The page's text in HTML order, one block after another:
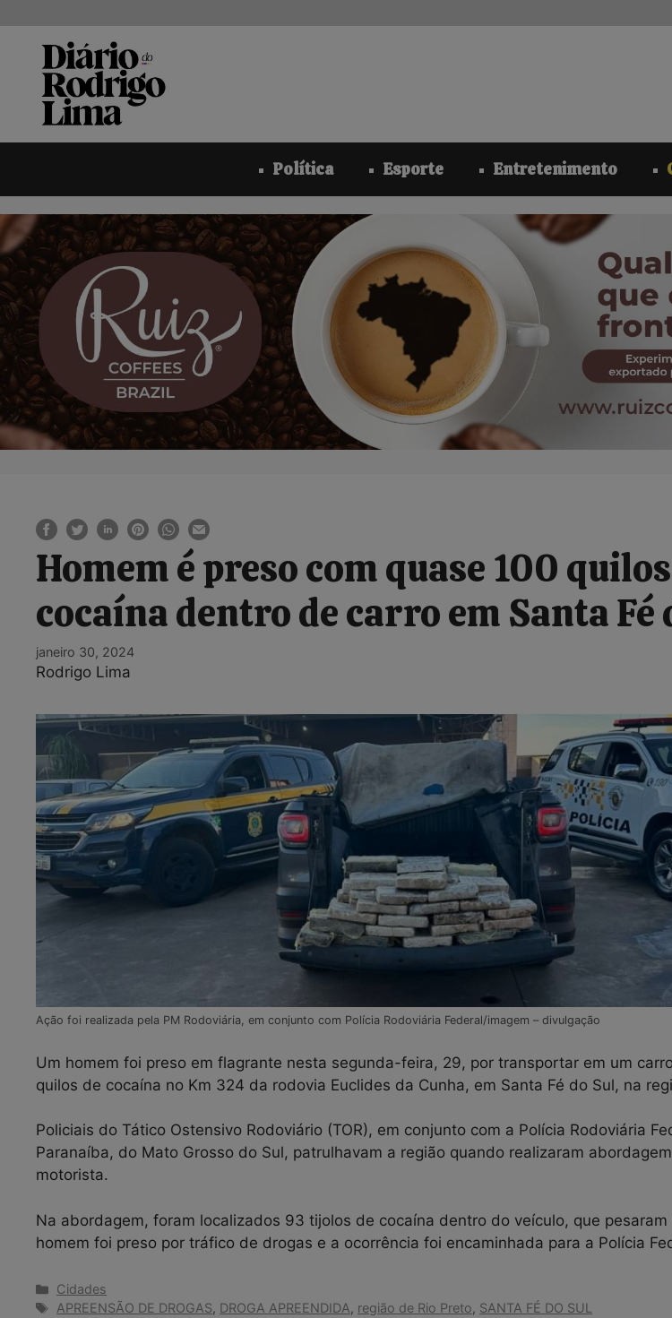
conteúdo
Política Esporte Entretenimento
Homem é preso com quase 100
cocaína dentro de carro em Santa Fé
janeiro 30, 2024
Rodrigo Lima
Ação foi realizada pela PM Rodoviária, em conjunto com Polícia Rodoviária Federal/imagem – divulgação
Um homem foi preso em flagrante nesta segunda-feira, 29, por transportar em um
quilos de cocaína no Km 324 da rodovia Euclides da Cunha, em Santa Fé do Sul, na
Policiais do Tático Ostensivo Rodoviário (TOR), em conjunto com a Polícia Rodoviária
Paranaíba, do Mato Grosso do Sul, patrulhavam a região quando realizaram
motorista.
Na abordagem, foram localizados 93 tijolos de cocaína dentro do veículo, que pesaram
homem foi preso por tráfico de drogas e a ocorrência foi encaminhada para a Polícia
Categorias
Cidades
Tags
APREENSÃO DE DROGAS, DROGA APREENDIDA, região de Rio Preto, SANTA FÉ DO SUL